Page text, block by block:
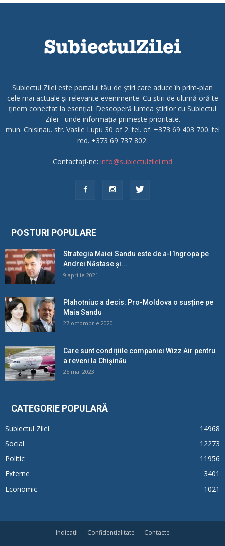
Subiectul Zilei este portalul tău de știri care aduce în prim-plan
cele mai actuale și relevante evenimente. Cu știri de ultimă oră te
ținem conectat la esențial. Descoperă lumea știrilor cu Subiectul
Zilei - unde informația primește prioritate.
mun. Chisinau. str. Vasile Lupu 30 of 2. tel. of. +373 69 403 700. tel
red. +373 69 737 802.
Contactați-ne: info@subiectulzilei.md
POSTURI POPULARE
Strategia Maiei Sandu este de a-l îngropa pe
Andrei Năstase și...
9 aprilie 2021
Plahotniuc a decis: Pro-Moldova o susține pe
Maia Sandu
27 octombrie 2020
Care sunt condițiile companiei Wizz Air pentru
a reveni la Chișinău
25 mai 2023
CATEGORIE POPULARĂ
Subiectul Zilei
14968
Social
12273
Politic
11956
Externe
3401
Economic
1021
Indicații Confidențialitate
Contacte